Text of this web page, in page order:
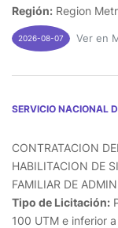
Región: Region
2026-08-07 Ver en
SERVICIO NACIONAL
CONTRATACION
HABILITACION DE
FAMILIAR DE
Tipo de Licitación:
100 UTM e inferior